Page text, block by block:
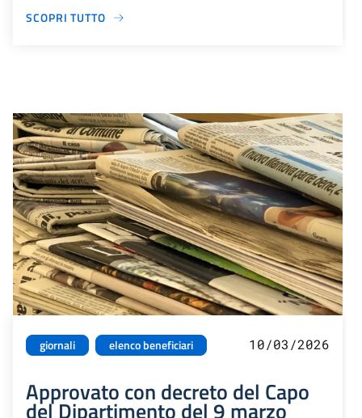
SCOPRI TUTTO
giornali elenco beneficiari 10/03/2026
Approvato con decreto del Capo
del Dipartimento del 9 marzo